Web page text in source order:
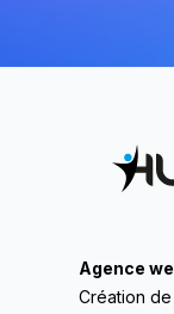
Agence
Création